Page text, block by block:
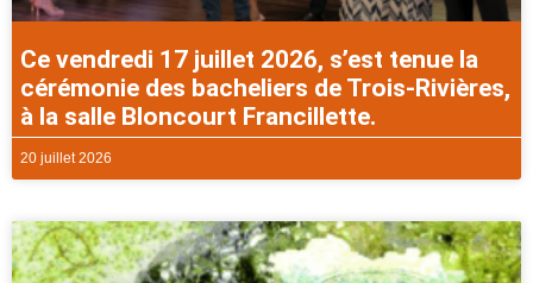
Ce vendredi 17 juillet 2026, s’est tenue la
cérémonie des bacheliers de Trois-Rivières,
à la salle Bloncourt Francillette.
20 juillet 2026